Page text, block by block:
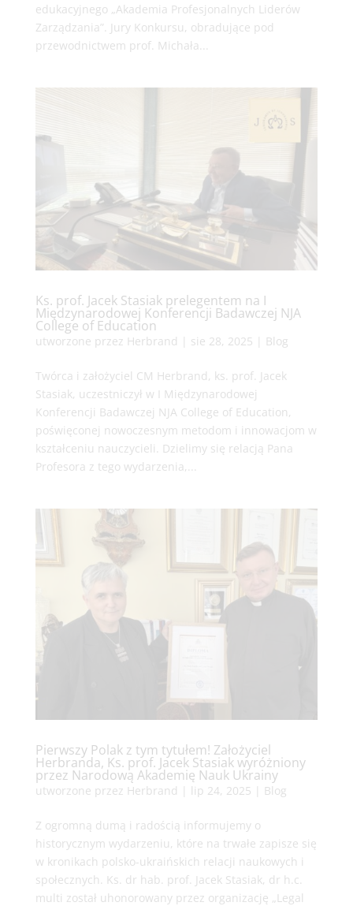
edukacyjnego „Akademia Profesjonalnych Liderów
Zarządzania”. Jury Konkursu, obradujące pod
przewodnictwem prof. Michała...
Ks. prof. Jacek Stasiak prelegentem na I
Międzynarodowej Konferencji Badawczej NJA
College of Education
utworzone przez Herbrand sie 28, 2025 Blog
Twórca i założyciel CM Herbrand, ks. prof. Jacek
Stasiak, uczestniczył w I Międzynarodowej
Konferencji Badawczej NJA College of Education,
poświęconej nowoczesnym metodom i innowacjom w
kształceniu nauczycieli. Dzielimy się relacją Pana
Profesora z tego wydarzenia,...
Pierwszy Polak z tym tytułem! Założyciel
Herbranda, Ks. prof. Jacek Stasiak wyróżniony
przez Narodową Akademię Nauk Ukrainy
utworzone przez Herbrand lip 24, 2025 Blog
Z ogromną dumą i radością informujemy o
historycznym wydarzeniu, które na trwałe zapisze się
w kronikach polsko-ukraińskich relacji naukowych i
społecznych. Ks. dr hab. prof. Jacek Stasiak, dr h.c.
multi został uhonorowany przez organizację „Legal